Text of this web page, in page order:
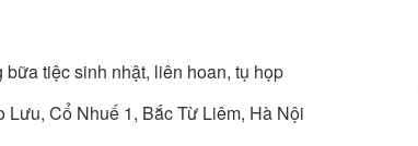
tiệc sinh nhật, liên hoan, tụ họp
Cổ Nhuế 1, Bắc Từ Liêm, Hà Nội